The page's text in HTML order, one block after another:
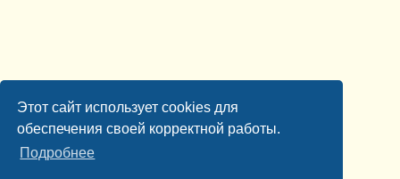
Этот сайт использует cookies для
обеспечения своей корректной работы.
Подробнее